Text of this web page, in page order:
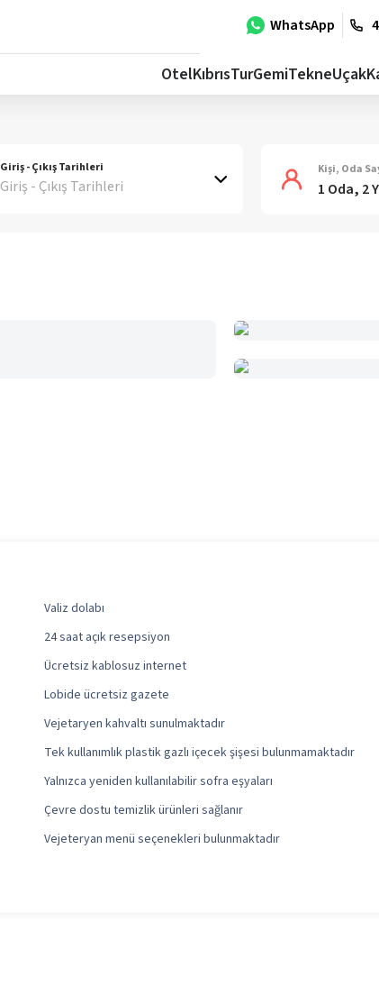
WhatsApp
OtelKıbrısTurGemiTekneUçak
Giriş - Çıkış Tarihleri
Giriş - Çıkış Tarihleri
Kişi, Oda
1 Oda, 2
Valiz dolabı
24 saat açık resepsiyon
Ücretsiz kablosuz internet
Lobide ücretsiz gazete
Vejetaryen kahvaltı sunulmaktadır
Tek kullanımlık plastik gazlı içecek şişesi bulunmamaktadır
Yalnızca yeniden kullanılabilir sofra eşyaları
Çevre dostu temizlik ürünleri sağlanır
Vejeteryan menü seçenekleri bulunmaktadır